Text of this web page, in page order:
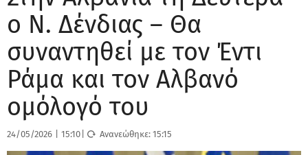
ο Ν. Δένδιας – Θα
συναντηθεί με τον Έντι
Ράμα και τον Αλβανό
ομόλογό του
24/05/2026 15:10 Ανανεώθηκε:15:15